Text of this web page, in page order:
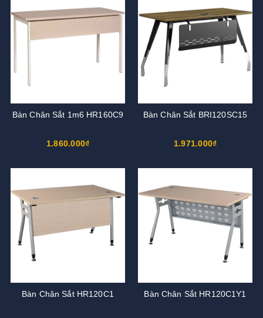
Bàn Chân Sắt 1m6 HR160C9
1.860.000₫
Bàn Chân Sắt BRI120SC15
1.971.000₫
Bàn Chân Sắt HR120C1 Bàn Chân Sắt HR120C1Y1